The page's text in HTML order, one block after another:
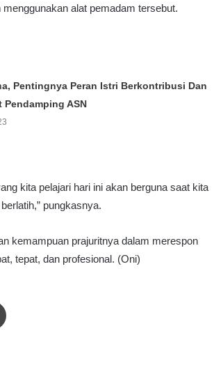
alat pemadam tersebut.
Pentingnya Peran Istri Berkontribusi Dan
Pendamping ASN
kita pelajari hari ini akan berguna saat kita
pungkasnya.
kemampuan prajuritnya dalam merespon
tepat, dan profesional. (Oni)